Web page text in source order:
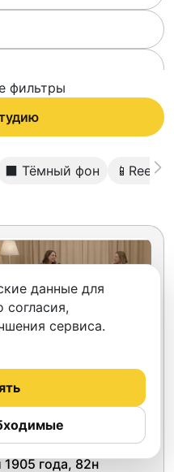
фильтры
⬛️ Тёмный фон 📱Reels/
4.7
года, 82н
данные для
согласия,
сервиса.